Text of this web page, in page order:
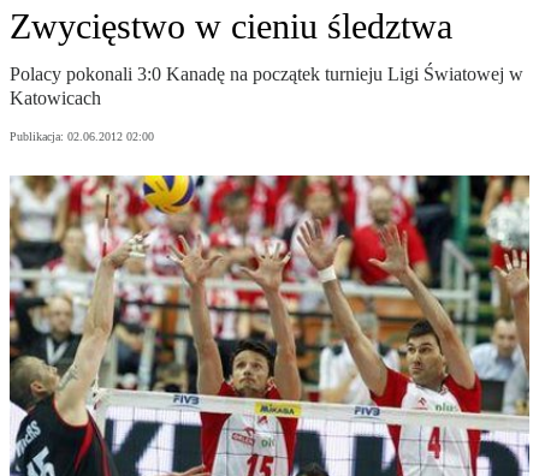
Zwycięstwo w cieniu śledztwa
Polacy pokonali 3:0 Kanadę na początek turnieju Ligi Światowej w
Katowicach
Publikacja: 02.06.2012 02:00